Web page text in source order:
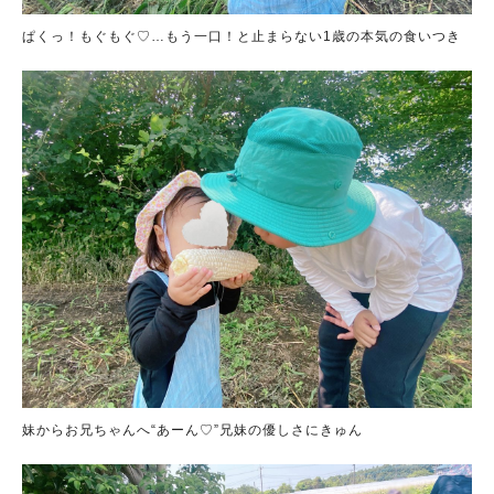
ぱくっ！もぐもぐ♡…もう一口！と止まらない1歳の本気の食いつき
妹からお兄ちゃんへ“あーん♡”兄妹の優しさにきゅん